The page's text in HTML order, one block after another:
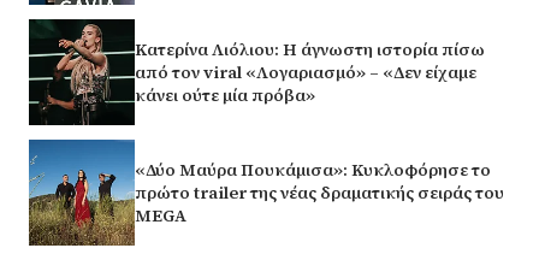
Κατερίνα Λιόλιου: Η άγνωστη ιστορία πίσω
από τον viral «Λογαριασμό» – «Δεν είχαμε
κάνει ούτε μία πρόβα»
«Δύο Μαύρα Πουκάμισα»: Κυκλοφόρησε το
πρώτο trailer της νέας δραματικής σειράς του
MEGA